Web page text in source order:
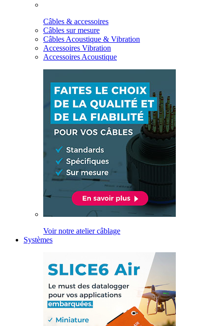
Câbles & accessoires
Câbles sur mesure
Câbles Acoustique & Vibration
Accessoires Vibration
Accessoires Acoustique
Voir notre atelier câblage
Systèmes